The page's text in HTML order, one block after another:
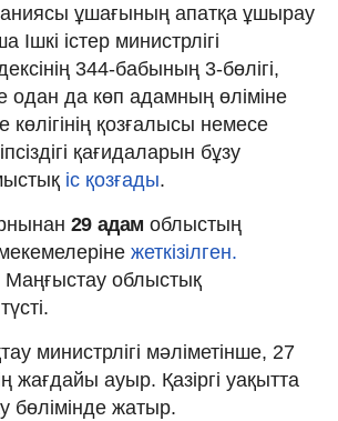
ұшағының апатқа ұшырау
Ішкі істер министрлігі
344-бабының 3-бөлігі,
одан да көп адамның өліміне
көлігінің қозғалысы немесе
қағидаларын бұзу
іс қозғады.
29 адам облыстың
жеткізілген.
облыстық
министрлігі мәліметінше, 27
жағдайы ауыр. Қазіргі уақытта
бөлімінде жатыр.